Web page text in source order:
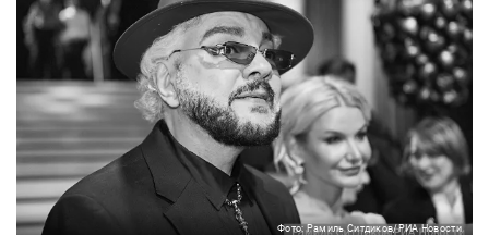
Фото: Рамиль Ситдиков/РИА Новости